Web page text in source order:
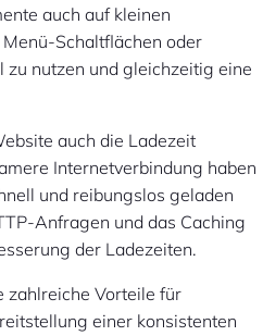
auch auf kleinen
Schaltflächen oder
zu nutzen und gleichzeitig eine
auch die Ladezeit
Internetverbindung haben
und reibungslos geladen
Anfragen und das Caching
der Ladezeiten.
zahlreiche Vorteile für
einer konsistenten